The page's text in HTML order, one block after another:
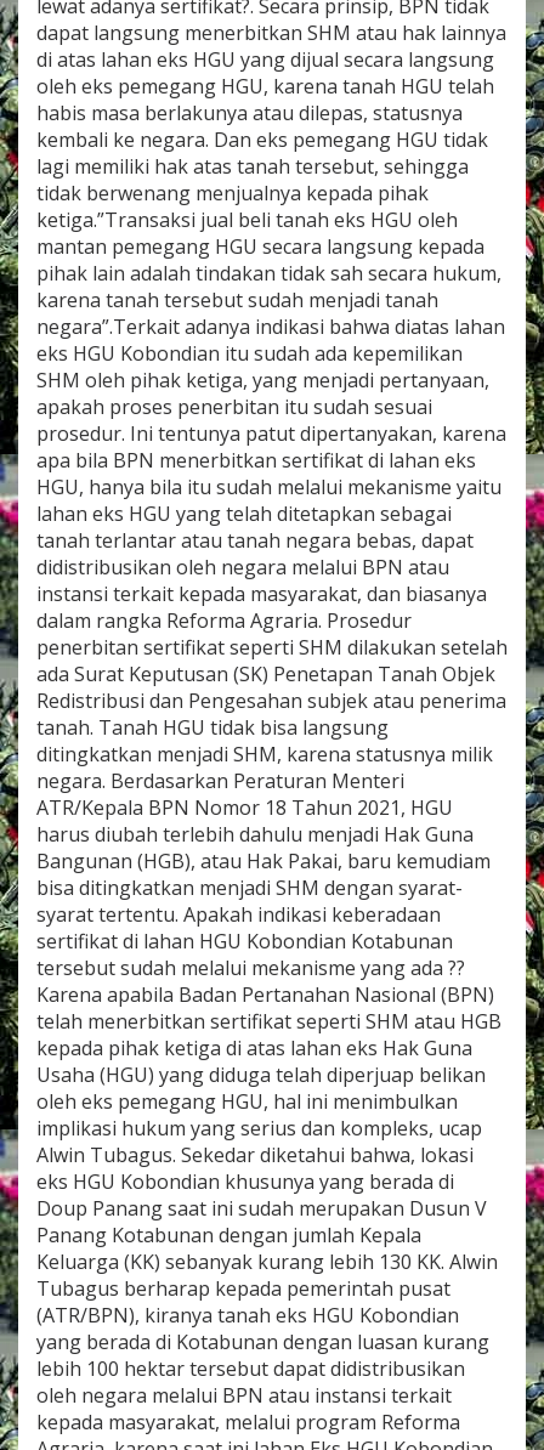
lewat adanya sertifikat?. Secara prinsip, BPN tidak
dapat langsung menerbitkan SHM atau hak lainnya
di atas lahan eks HGU yang dijual secara langsung
oleh eks pemegang HGU, karena tanah HGU telah
habis masa berlakunya atau dilepas, statusnya
kembali ke negara. Dan eks pemegang HGU tidak
lagi memiliki hak atas tanah tersebut, sehingga
tidak berwenang menjualnya kepada pihak
ketiga.”Transaksi jual beli tanah eks HGU oleh
mantan pemegang HGU secara langsung kepada
pihak lain adalah tindakan tidak sah secara hukum,
karena tanah tersebut sudah menjadi tanah
negara”.Terkait adanya indikasi bahwa diatas lahan
eks HGU Kobondian itu sudah ada kepemilikan
SHM oleh pihak ketiga, yang menjadi pertanyaan,
apakah proses penerbitan itu sudah sesuai
prosedur. Ini tentunya patut dipertanyakan, karena
apa bila BPN menerbitkan sertifikat di lahan eks
HGU, hanya bila itu sudah melalui mekanisme yaitu
lahan eks HGU yang telah ditetapkan sebagai
tanah terlantar atau tanah negara bebas, dapat
didistribusikan oleh negara melalui BPN atau
instansi terkait kepada masyarakat, dan biasanya
dalam rangka Reforma Agraria. Prosedur
penerbitan sertifikat seperti SHM dilakukan setelah
ada Surat Keputusan (SK) Penetapan Tanah Objek
Redistribusi dan Pengesahan subjek atau penerima
tanah. Tanah HGU tidak bisa langsung
ditingkatkan menjadi SHM, karena statusnya milik
negara. Berdasarkan Peraturan Menteri
ATR/Kepala BPN Nomor 18 Tahun 2021, HGU
harus diubah terlebih dahulu menjadi Hak Guna
Bangunan (HGB), atau Hak Pakai, baru kemudiam
bisa ditingkatkan menjadi SHM dengan syarat-
syarat tertentu. Apakah indikasi keberadaan
sertifikat di lahan HGU Kobondian Kotabunan
tersebut sudah melalui mekanisme yang ada ??
Karena apabila Badan Pertanahan Nasional (BPN)
telah menerbitkan sertifikat seperti SHM atau HGB
kepada pihak ketiga di atas lahan eks Hak Guna
Usaha (HGU) yang diduga telah diperjuap belikan
oleh eks pemegang HGU, hal ini menimbulkan
implikasi hukum yang serius dan kompleks, ucap
Alwin Tubagus. Sekedar diketahui bahwa, lokasi
eks HGU Kobondian khusunya yang berada di
Doup Panang saat ini sudah merupakan Dusun V
Panang Kotabunan dengan jumlah Kepala
Keluarga (KK) sebanyak kurang lebih 130 KK. Alwin
Tubagus berharap kepada pemerintah pusat
(ATR/BPN), kiranya tanah eks HGU Kobondian
yang berada di Kotabunan dengan luasan kurang
lebih 100 hektar tersebut dapat didistribusikan
oleh negara melalui BPN atau instansi terkait
kepada masyarakat, melalui program Reforma